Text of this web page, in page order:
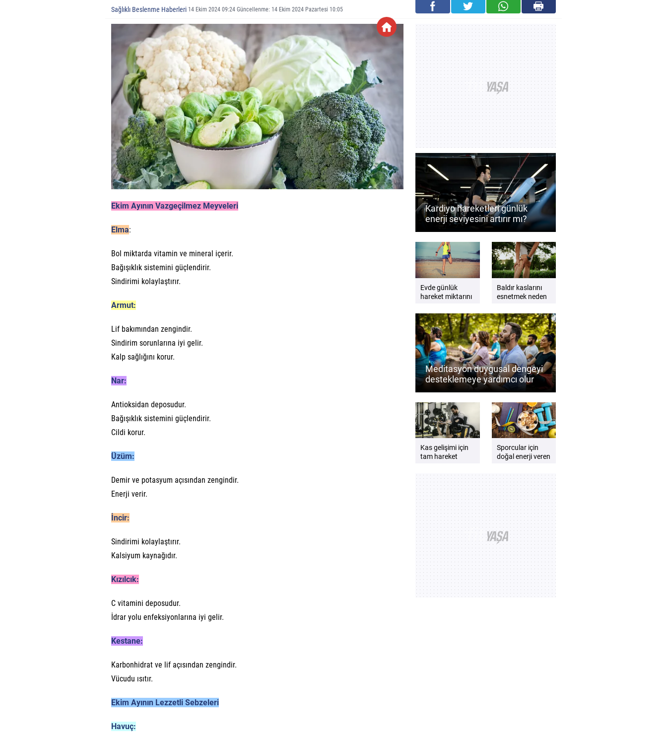
Sağlıklı Beslenme Haberleri 14 Ekim 2024 09:24 Güncellenme: 14 Ekim 2024 Pazartesi 10:05
Ekim Ayının Vazgeçilmez Meyveleri
Elma:
Bol miktarda vitamin ve mineral içerir.
Bağışıklık sistemini güçlendirir.
Sindirimi kolaylaştırır.
Armut:
Lif bakımından zengindir.
Sindirim sorunlarına iyi gelir.
Kalp sağlığını korur.
Nar:
Antioksidan deposudur.
Bağışıklık sistemini güçlendirir.
Cildi korur.
Üzüm:
Demir ve potasyum açısından zengindir.
Enerji verir.
İncir:
Sindirimi kolaylaştırır.
Kalsiyum kaynağıdır.
Kızılcık:
C vitamini deposudur.
İdrar yolu enfeksiyonlarına iyi gelir.
Kestane:
Karbonhidrat ve lif açısından zengindir.
Vücudu ısıtır.
Ekim Ayının Lezzetli Sebzeleri
Havuç:
Kardiyo hareketleri günlük
enerji seviyesini artırır mı?
Daha zinde hissetmek için
kardiyo önerileri
Evde günlük
hareket miktarını
yolları nelerdir?
Baldır kaslarını
esnetmek neden
ve güçlü bacaklar
için ipuçları
Meditasyon duygusal dengeyi
desteklemeye yardımcı olur
mu? Düzenli meditasyonun
zihinsel iyi oluşa katkıları
Kas gelişimi için
tam hareket
önemlidir?
Sporcular için
doğal enerji veren
Performansı
destekleyen besin
önerileri